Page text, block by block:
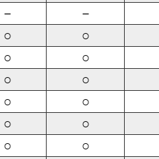
－ －
○ ○
○ ○
○ ○
○ ○
○ ○
○ ○